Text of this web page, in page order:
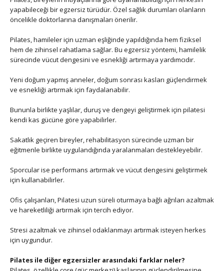
yapabileceği bir egzersiz türüdür. Özel sağlık durumları olanların
öncelikle doktorlarına danışmaları önerilir.
Pilates, hamileler için uzman eşliğinde yapıldığında hem fiziksel
hem de zihinsel rahatlama sağlar. Bu egzersiz yöntemi, hamilelik
sürecinde vücut dengesini ve esnekliği artırmaya yardımcıdır.
Yeni doğum yapmış anneler, doğum sonrası kasları güçlendirmek
ve esnekliği artırmak için faydalanabilir.
Bununla birlikte yaşlılar, duruş ve dengeyi geliştirmek için pilatesi
kendi kas gücüne göre yapabilirler.
Sakatlık geçiren bireyler, rehabilitasyon sürecinde uzman bir
eğitmenle birlikte uygulandığında yaralanmaları destekleyebilir.
Sporcular ise performans artırmak ve vücut dengesini geliştirmek
için kullanabilirler.
Ofis çalışanları, Pilatesi uzun süreli oturmaya bağlı ağrıları azaltmak
ve hareketliliği artırmak için tercih ediyor.
Stresi azaltmak ve zihinsel odaklanmayı artırmak isteyen herkes
için uygundur.
Pilates ile diğer egzersizler arasındaki farklar neler?